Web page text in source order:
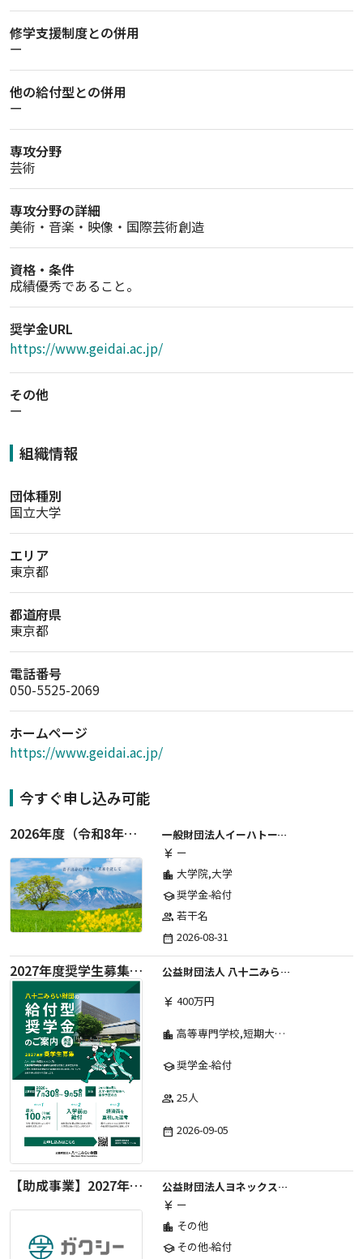
修学支援制度との併用
ー
他の給付型との併用
ー
専攻分野
芸術
専攻分野の詳細
美術・音楽・映像・国際芸術創造
資格・条件
成績優秀であること。
奨学金URL
https://www.geidai.ac.jp/
その他
ー
組織情報
団体種別
国立大学
エリア
東京都
都道府県
東京都
電話番号
050-5525-2069
ホームページ
https://www.geidai.ac.jp/
今すぐ申し込み可能
2026年度（令和8年度）第２期 一般財団法人イーハトーブ育英会奨学生募集（給付型） 日本国内及び海外の大学・大学院に自宅外通学をする学生に生活費の一部(家賃半額相当)を給付【岩手県が本籍地の大学生または大学院生対象】
一般財団法人イーハトーブ育英会
currency_yen ー
location_city 大学院,大学
school奨学金-給付
group 若干名
date_range 2026-08-31
2027年度奨学生募集要項
公益財団法人 八十二みらい財団
currency_yen 400万円
location_city 高等専門学校,短期大学,専修学校,大学
school奨学金-給付
group 25人
date_range 2026-09-05
【助成事業】2027年度中学校部活動の地域展開推進に関する助成金
公益財団法人ヨネックススポーツ振興財団
currency_yen ー
location_city その他
schoolその他-給付